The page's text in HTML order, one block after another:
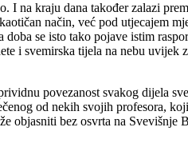
na kraju dana također zalazi
način, već pod utjecajem
se isto tako pojave istim
i svemirska tijela na nebu
povezanost svakog dijela
od nekih svojih profesora,
objasniti bez osvrta na